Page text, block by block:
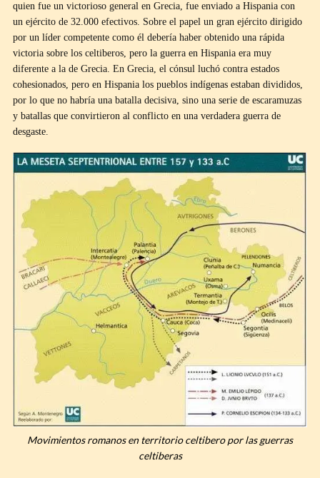
quien fue un victorioso general en Grecia, fue enviado a Hispania con
un ejército de 32.000 efectivos. Sobre el papel un gran ejército dirigido
por un líder competente como él debería haber obtenido una rápida
victoria sobre los celtiberos, pero la guerra en Hispania era muy
diferente a la de Grecia. En Grecia, el cónsul luchó contra estados
cohesionados, pero en Hispania los pueblos indígenas estaban divididos,
por lo que no habría una batalla decisiva, sino una serie de escaramuzas
y batallas que convirtieron al conflicto en una verdadera guerra de
desgaste.
Movimientos romanos en territorio celtibero por las guerras
celtiberas